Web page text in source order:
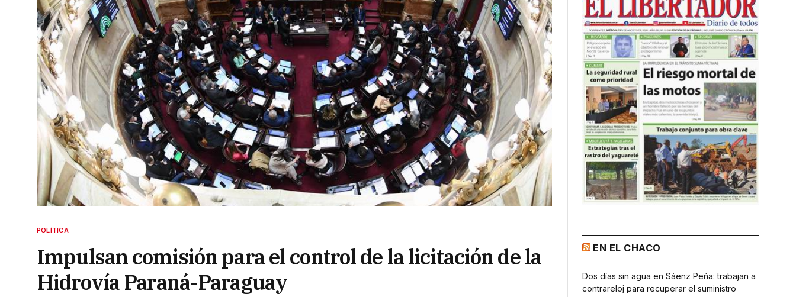
POLÍTICA
Impulsan comisión para el control de la licitación de la
Hidrovía Paraná-Paraguay
EN EL CHACO
Dos días sin agua en Sáenz Peña: trabajan a
contrareloj para recuperar el suministro